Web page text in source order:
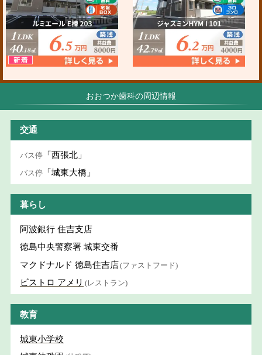
おおつか歯科の周辺情報
交通
バス停 「西張北」
バス停 「城東大橋」
暮らし
阿波銀行 住吉支店
徳島中央警察署 城東交番
マクドナルド 徳島住吉店(ファストフード)
ビストロ アメリ (レストラン)
教育
城東小学校